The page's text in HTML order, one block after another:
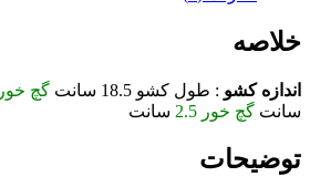
خلاصه
اندازه کشو : طول کشو 18.5 سانت گچ خور 12
سانت گچ خور 2.5 سانت
توضیحات